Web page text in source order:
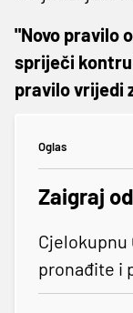
"Novo pravilo
spriječi
pravilo vrijedi
Oglas
Zaigraj
Cjelokupnu
pronađite i